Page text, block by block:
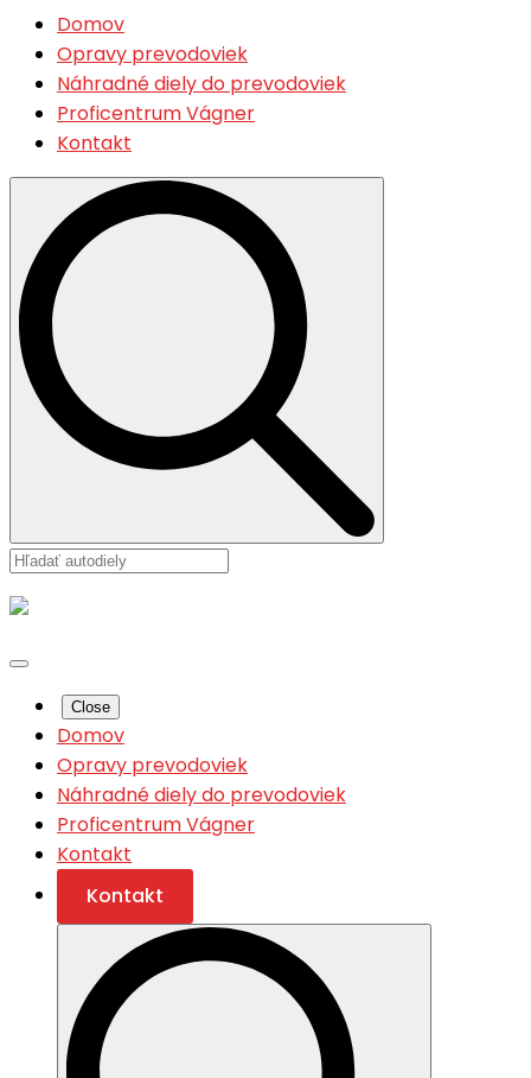
Domov
Opravy prevodoviek
Náhradné diely do prevodoviek
Proficentrum Vágner
Kontakt
Close
Domov
Opravy prevodoviek
Náhradné diely do prevodoviek
Proficentrum Vágner
Kontakt
Kontakt